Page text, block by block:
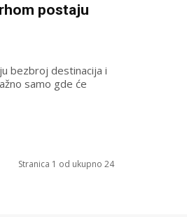
postaju
bezbroj destinacija i
samo gde će
Stranica 1 od ukupno 24